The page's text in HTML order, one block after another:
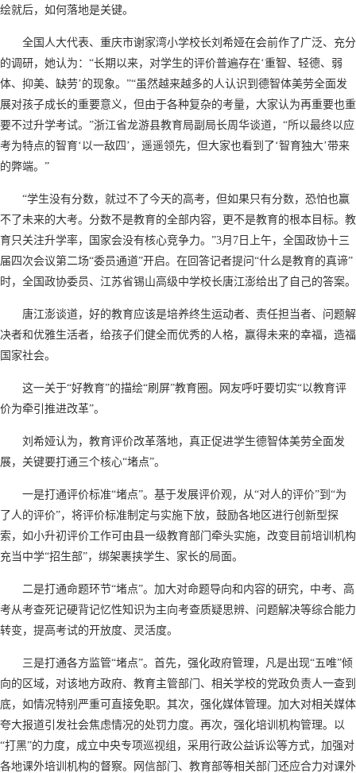
绘就后，如何落地是关键。
全国人大代表、重庆市谢家湾小学校长刘希娅在会前作了广泛、充分
的调研，她认为：“长期以来，对学生的评价普遍存在‘重智、轻德、弱
体、抑美、缺劳’的现象。”“虽然越来越多的人认识到德智体美劳全面发
展对孩子成长的重要意义，但由于各种复杂的考量，大家认为再重要也重
要不过升学考试。”浙江省龙游县教育局副局长周华谈道，“所以最终以应
考为特点的智育‘以一敌四’，遥遥领先，但大家也看到了‘智育独大’带来
的弊端。”
“学生没有分数，就过不了今天的高考，但如果只有分数，恐怕也赢
不了未来的大考。分数不是教育的全部内容，更不是教育的根本目标。教
育只关注升学率，国家会没有核心竞争力。”3月7日上午，全国政协十三
届四次会议第二场“委员通道”开启。在回答记者提问“什么是教育的真谛”
时，全国政协委员、江苏省锡山高级中学校长唐江澎给出了自己的答案。
唐江澎谈道，好的教育应该是培养终生运动者、责任担当者、问题解
决者和优雅生活者，给孩子们健全而优秀的人格，赢得未来的幸福，造福
国家社会。
这一关于“好教育”的描绘“刷屏”教育圈。网友呼吁要切实“以教育评
价为牵引推进改革”。
刘希娅认为，教育评价改革落地，真正促进学生德智体美劳全面发
展，关键要打通三个核心“堵点”。
一是打通评价标准“堵点”。基于发展评价观，从“对人的评价”到“为
了人的评价”，将评价标准制定与实施下放，鼓励各地区进行创新型探
索，如小升初评价工作可由县一级教育部门牵头实施，改变目前培训机构
充当中学“招生部”，绑架裹挟学生、家长的局面。
二是打通命题环节“堵点”。加大对命题导向和内容的研究，中考、高
考从考查死记硬背记忆性知识为主向考查质疑思辨、问题解决等综合能力
转变，提高考试的开放度、灵活度。
三是打通各方监管“堵点”。首先，强化政府管理，凡是出现“五唯”倾
向的区域，对该地方政府、教育主管部门、相关学校的党政负责人一查到
底，如情况特别严重可直接免职。其次，强化媒体管理。加大对相关媒体
夸大报道引发社会焦虑情况的处罚力度。再次，强化培训机构管理。以
“打黑”的力度，成立中央专项巡视组，采用行政公益诉讼等方式，加强对
各地课外培训机构的督察。网信部门、教育部等相关部门还应合力对课外